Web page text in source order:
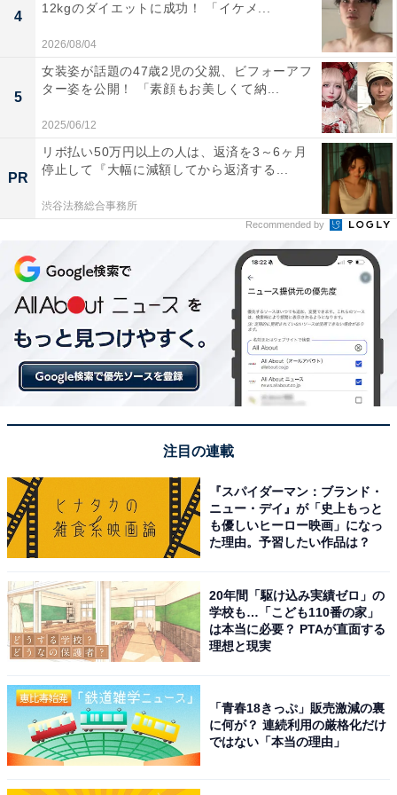
4
12kgのダイエットに成功！ 「イケメ...
2026/08/04
5
女装姿が話題の47歳2児の父親、ビフォーアフ
ター姿を公開！ 「素顔もお美しくて納...
2025/06/12
PR
リボ払い50万円以上の人は、返済を3～6ヶ月
停止して『大幅に減額してから返済する...
渋谷法務総合事務所
Recommended by
注目の連載
『スパイダーマン：ブランド・
ニュー・デイ』が「史上もっと
も優しいヒーロー映画」になっ
た理由。予習したい作品は？
20年間「駆け込み実績ゼロ」の
学校も…「こども110番の家」
は本当に必要？ PTAが直面する
理想と現実
「青春18きっぷ」販売激減の裏
に何が？ 連続利用の厳格化だけ
ではない「本当の理由」